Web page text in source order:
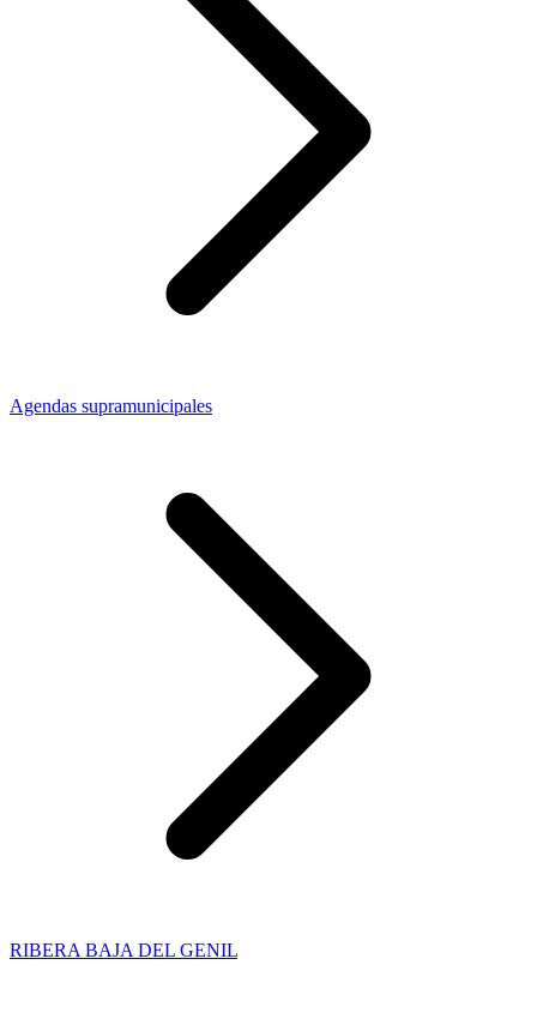
Agendas supramunicipales
RIBERA BAJA DEL GENIL